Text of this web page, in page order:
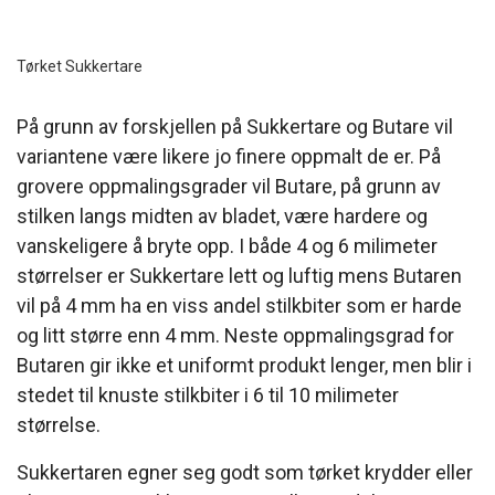
Tørket Sukkertare
På grunn av forskjellen på Sukkertare og Butare vil
variantene være likere jo finere oppmalt de er. På
grovere oppmalingsgrader vil Butare, på grunn av
stilken langs midten av bladet, være hardere og
vanskeligere å bryte opp. I både 4 og 6 milimeter
størrelser er Sukkertare lett og luftig mens Butaren
vil på 4 mm ha en viss andel stilkbiter som er harde
og litt større enn 4 mm. Neste oppmalingsgrad for
Butaren gir ikke et uniformt produkt lenger, men blir i
stedet til knuste stilkbiter i 6 til 10 milimeter
størrelse.
Sukkertaren egner seg godt som tørket krydder eller